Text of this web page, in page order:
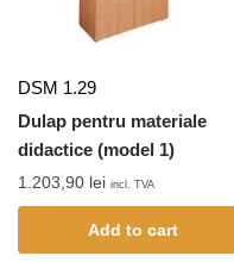
DSM 1.29
Dulap pentru materiale
didactice (model 1)
1.203,90 lei incl. TVA
Add to cart